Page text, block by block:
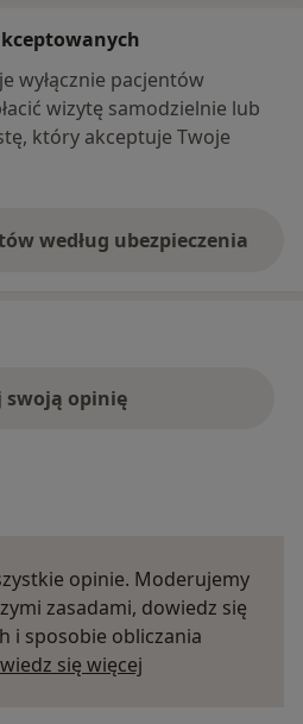
wyłącznie pacjentów
wizytę samodzielnie lub
który akceptuje Twoje
według ubezpieczenia
swoją opinię
opinie. Moderujemy
zasadami, dowiedz się
i sposobie obliczania
się więcej